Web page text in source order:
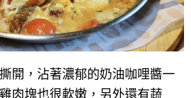
開，沾著濃郁的奶油咖哩醬一
肉塊也很軟嫩，另外還有蔬